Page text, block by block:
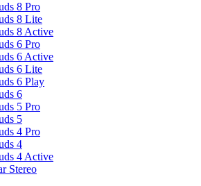
8 Pro
8 Lite
8 Active
6 Pro
6 Active
6 Lite
6 Play
6
5 Pro
5
4 Pro
4
4 Active
Stereo